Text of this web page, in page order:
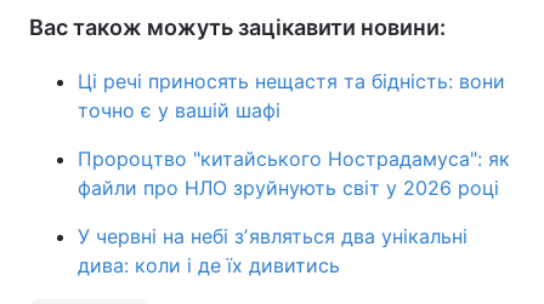
Вас також можуть зацікавити новини:
Ці речі приносять нещастя та бідність: вони
точно є у вашій шафі
Пророцтво "китайського Нострадамуса": як
файли про НЛО зруйнують світ у 2026 році
У червні на небі зʼявляться два унікальні
дива: коли і де їх дивитись